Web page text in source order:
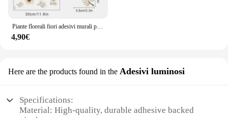
Piante floreali fiori adesivi murali per soggiorni, decorazione della parete di fondo, adesivo in vinile autoadesivo, camera da letto per ragazze
4,90€
Here are the products found in the Adesivi luminosi
Specifications:
Material: High-quality, durable adhesive backed